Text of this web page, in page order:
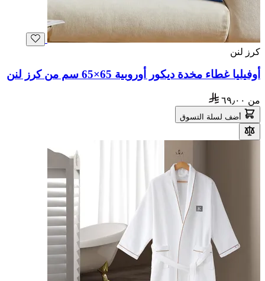
كرز لنن
أوفيليا غطاء مخدة ديكور أوروبية 65×65 سم من كرز لنن
من ٦٩٫٠٠
أضف لسلة التسوق